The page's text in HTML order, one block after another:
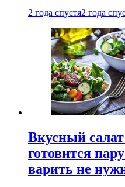
2 года спустя2 года
Вкусный
готовится
варить не